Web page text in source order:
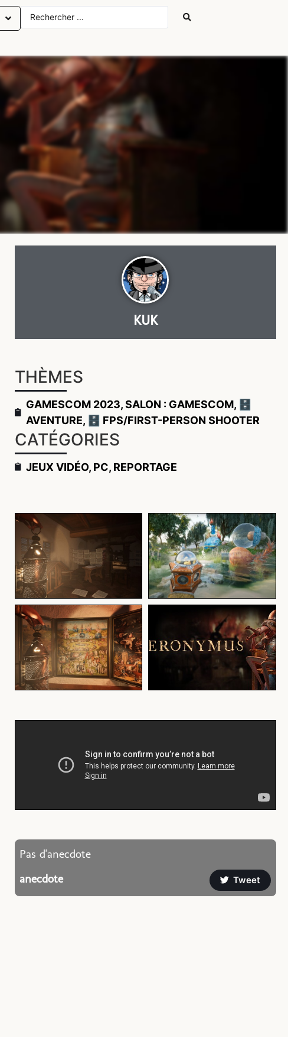
KUK
THÈMES
GAMESCOM 2023,SALON : GAMESCOM,
🗄️
AVENTURE, 🗄️ FPS/FIRST-PERSON SHOOTER
CATÉGORIES
JEUX VIDÉO, PC, REPORTAGE
Pas d'anecdote
anecdote
Tweet